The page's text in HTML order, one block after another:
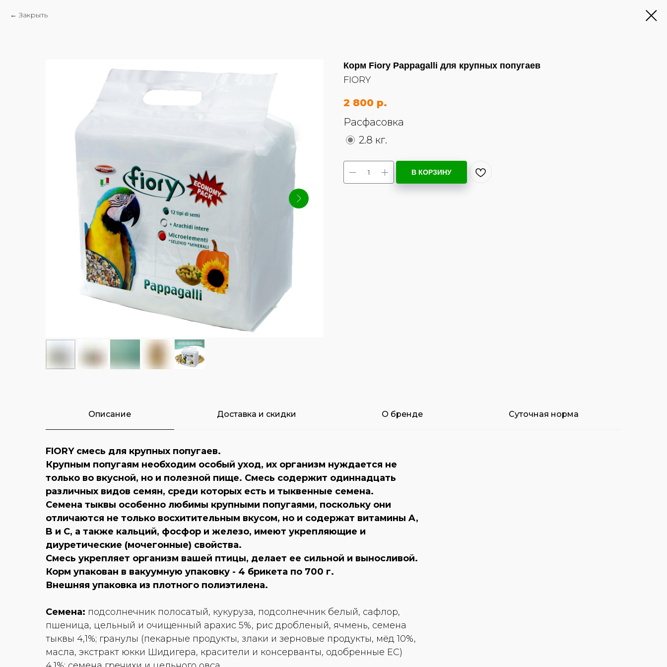
Закрыть
Корм Fiory Pappagalli для крупных попугаев
FIORY
2 800 р.
Расфасовка
2.8 кг.
В КОРЗИНУ
Описание Доставка и скидки О бренде Суточная норма
FIORY смесь для крупных попугаев.
Крупным попугаям необходим особый уход, их организм нуждается не
только во вкусной, но и полезной пище. Смесь содержит одиннадцать
различных видов семян, среди которых есть и тыквенные семена.
Семена тыквы особенно любимы крупными попугаями, поскольку они
отличаются не только восхитительным вкусом, но и содержат витамины A,
B и C, а также кальций, фосфор и железо, имеют укрепляющие и
диуретические (мочегонные) свойства.
Смесь укрепляет организм вашей птицы, делает ее сильной и выносливой.
Корм упакован в вакуумную упаковку - 4 брикета по 700 г.
Внешняя упаковка из плотного полиэтилена.
Семена: подсолнечник полосатый, кукуруза, подсолнечник белый, сафлор,
пшеница, цельный и очищенный арахис 5%, рис дробленый, ячмень, семена
тыквы 4,1%; гранулы (пекарные продукты, злаки и зерновые продукты, мёд 10%,
масла, экстракт юкки Шидигера, красители и консерванты, одобренные ЕС)